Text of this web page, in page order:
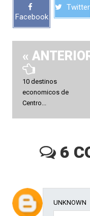
Facebook
Twitter
«
10 destinos
economicos de
Centro...
6
UNKNOWN